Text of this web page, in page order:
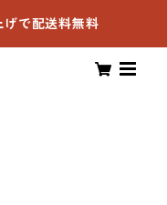
で配送料無料